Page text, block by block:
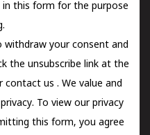
this form for the purpose
withdraw your consent and
the unsubscribe link at the
contact us . We value and
To view our privacy
this form, you agree